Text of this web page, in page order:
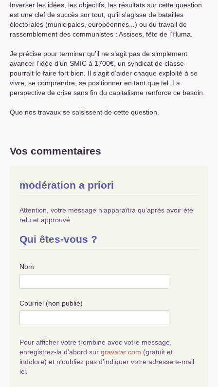
Inverser les idées, les objectifs, les résultats sur cette question
est une clef de succès sur tout, qu’il s’agisse de batailles
électorales (municipales, européennes...) ou du travail de
rassemblement des communistes : Assises, fête de l’Huma.
Je précise pour terminer qu’il ne s’agit pas de simplement
avancer l’idée d’un SMIC à 1700€, un syndicat de classe
pourrait le faire fort bien. Il s’agit d’aider chaque exploité à se
vivre, se comprendre, se positionner en tant que tel. La
perspective de crise sans fin du capitalisme renforce ce besoin.
Que nos travaux se saisissent de cette question.
Vos commentaires
modération a priori
Attention, votre message n’apparaîtra qu’après avoir été
relu et approuvé.
Qui êtes-vous ?
Nom
Courriel (non publié)
Pour afficher votre trombine avec votre message,
enregistrez-la d’abord sur gravatar.com (gratuit et
indolore) et n’oubliez pas d’indiquer votre adresse e-mail
ici.